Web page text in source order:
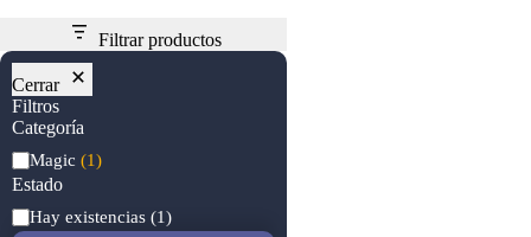
Filtrar productos
Cerrar
Filtros
Categoría
Categoría
Magic (1)
Estado
Estado
Hay existencias (1)